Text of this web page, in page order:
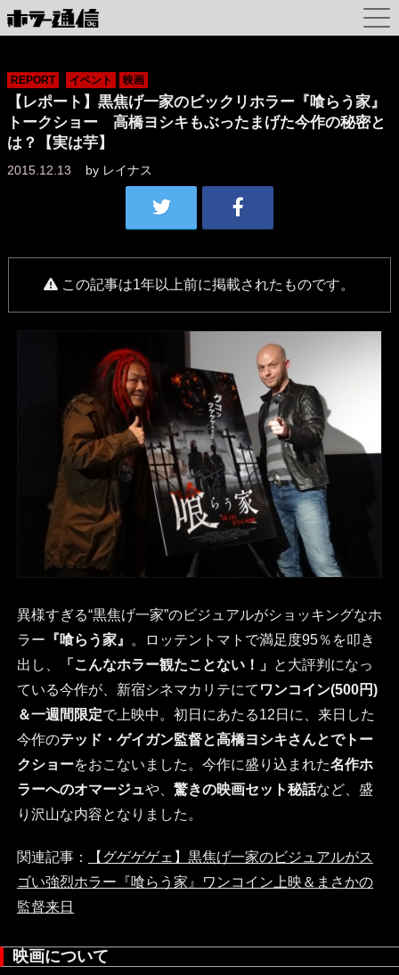
REPORT イベント 映画
【レポート】黒焦げ一家のビックリホラー『喰らう家』
トークショー 高橋ヨシキもぶったまげた今作の秘密と
は？【実は芋】
2015.12.13 by レイナス
この記事は1年以上前に掲載されたものです。
異様すぎる“黒焦げ一家”のビジュアルがショッキングなホ
ラー 『喰らう家』
。ロッテントマトで満足度95％を叩き
出し、
「こんなホラー観たことない！」 と大評判になっ
ている今作が、新宿シネマカリテにて ワンコイン(500円)
＆一週間限定で上映中。初日にあたる12日に、来日した
今作のテッド・ゲイガン監督と高橋ヨシキさんとでトー
クショーをおこないました。今作に盛り込まれた名作ホ
ラーへのオマージュや、 驚きの映画セット秘話など、盛
り沢山な内容となりました。
関連記事：
【グゲゲゲェ】黒焦げ一家のビジュアルがス
ゴい強烈ホラー『喰らう家』ワンコイン上映＆まさかの
監督来日
映画について